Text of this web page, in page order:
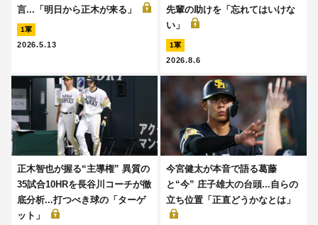
言...「明日から正木が来る」
1軍
2026.5.13
先輩の助けを「忘れてはいけな
い」
1軍
2026.8.6
正木智也が握る“主導権” 異質の
35試合10HRを長谷川コーチが徹
底分析...打つべき球の「ターゲ
ット」
今宮健太が本音で語る葛藤
と“今” 庄子雄大の台頭...自らの
立ち位置「正直どうかなとは」